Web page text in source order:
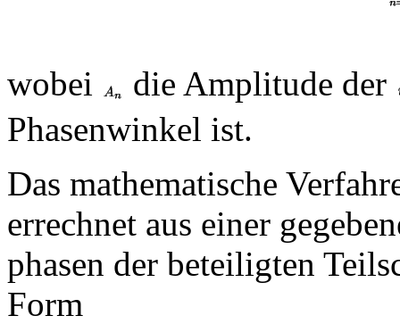
wobei
die Amplitude der
Phasenwinkel ist.
Das mathematische
errechnet aus einer
phasen der beteiligten
Form